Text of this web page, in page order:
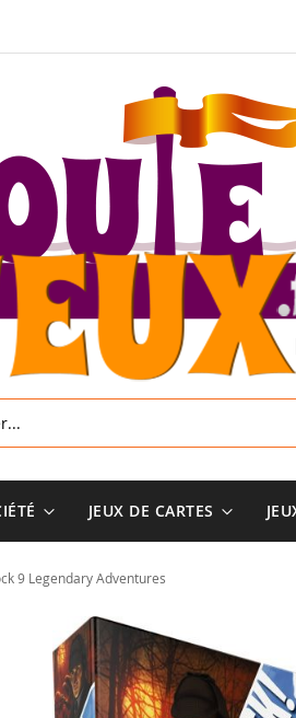
JEUX DE CARTES
9 Legendary Adventures